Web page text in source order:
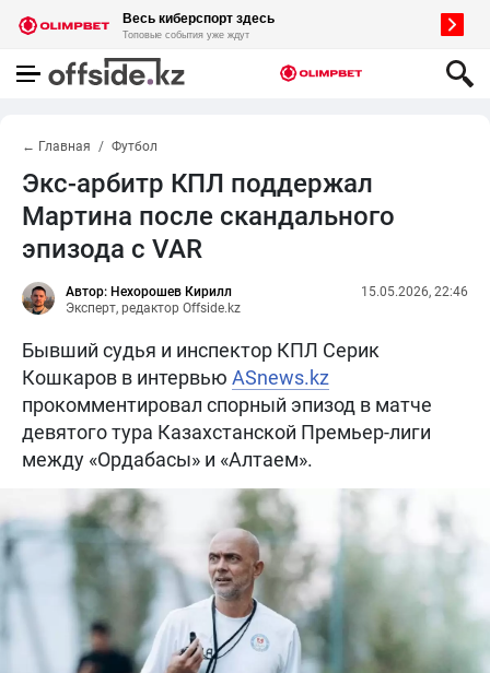
← Главная Футбол
Экс-арбитр КПЛ поддержал
Мартина после скандального
эпизода с VAR
Автор: Нехорошев Кирилл
Эксперт, редактор Offside.kz
15.05.2026, 22:46
Бывший судья и инспектор КПЛ Серик
Кошкаров в интервью ASnews.kz
прокомментировал спорный эпизод в матче
девятого тура Казахстанской Премьер-лиги
между «Ордабасы» и «Алтаем».